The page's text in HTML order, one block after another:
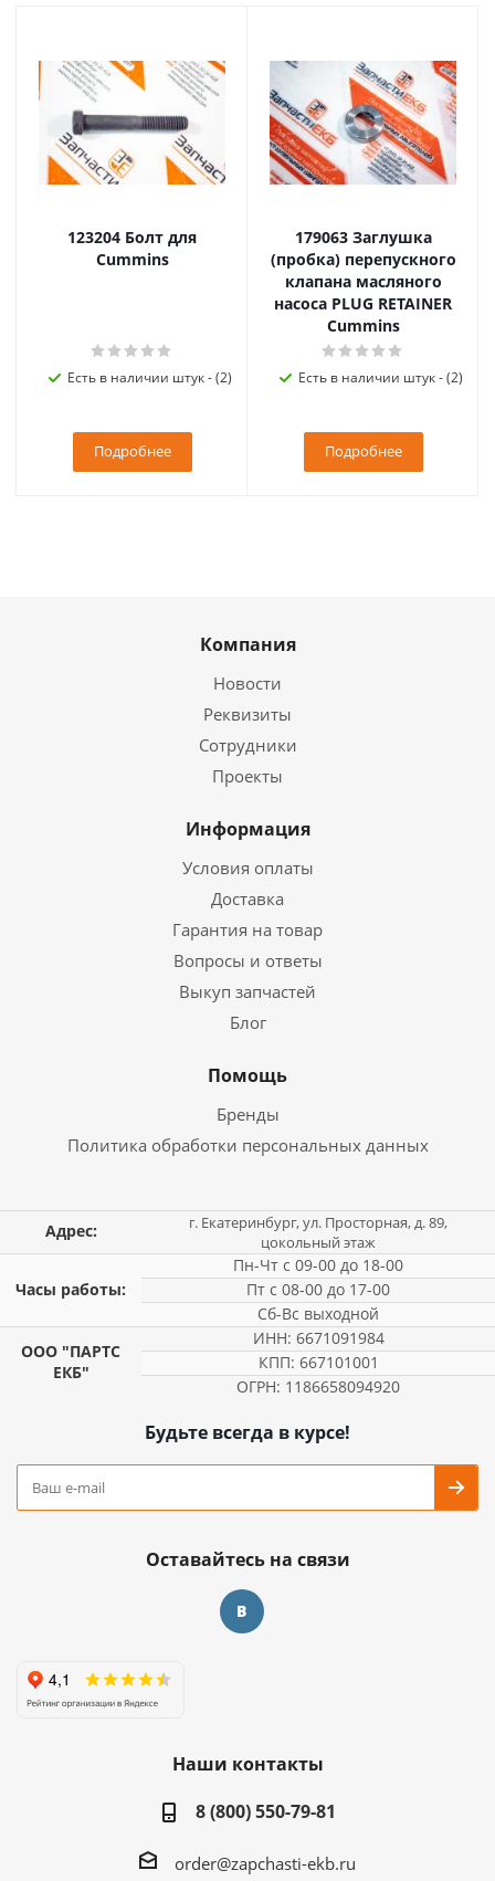
123204 Болт для
Cummins
Есть в наличии штук - (2)
Подробнее
179063 Заглушка
(пробка) перепускного
клапана масляного
насоса PLUG RETAINER
Cummins
Есть в наличии штук - (2)
Подробнее
Компания
Новости
Реквизиты
Сотрудники
Проекты
Информация
Условия оплаты
Доставка
Гарантия на товар
Вопросы и ответы
Выкуп запчастей
Блог
Помощь
Бренды
Политика обработки персональных данных
Адрес:
г. Екатеринбург, ул. Просторная, д. 89,
цокольный этаж
Часы работы:
Пн-Чт с 09-00 до 18-00
Пт с 08-00 до 17-00
Сб-Вс выходной
ООО "ПАРТС
ЕКБ"
ИНН: 6671091984
КПП: 667101001
ОГРН: 1186658094920
Будьте всегда в курсе!
Оставайтесь на связи
Наши контакты
8 (800) 550-79-81
order@zapchasti-ekb.ru